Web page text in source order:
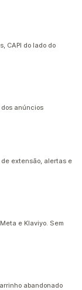
CAPI do lado do
dos anúncios
de extensão, alertas e
e Klaviyo. Sem
abandonado